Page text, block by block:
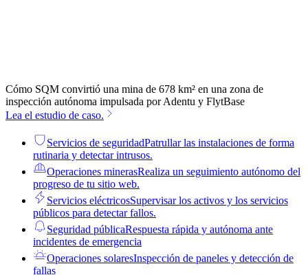
Cómo SQM convirtió una mina de 678 km² en una zona de
inspección autónoma impulsada por Adentu y FlytBase
Lea el estudio de caso.
Servicios de seguridadPatrullar las instalaciones de forma
rutinaria y detectar intrusos.
Operaciones minerasRealiza un seguimiento autónomo del
progreso de tu sitio web.
Servicios eléctricosSupervisar los activos y los servicios
públicos para detectar fallos.
Seguridad públicaRespuesta rápida y autónoma ante
incidentes de emergencia
Operaciones solaresInspección de paneles y detección de
fallas